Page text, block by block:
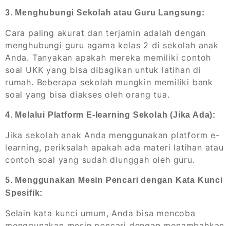
3. Menghubungi Sekolah atau Guru Langsung:
Cara paling akurat dan terjamin adalah dengan
menghubungi guru agama kelas 2 di sekolah anak
Anda. Tanyakan apakah mereka memiliki contoh
soal UKK yang bisa dibagikan untuk latihan di
rumah. Beberapa sekolah mungkin memiliki bank
soal yang bisa diakses oleh orang tua.
4. Melalui Platform E-learning Sekolah (Jika Ada):
Jika sekolah anak Anda menggunakan platform e-
learning, periksalah apakah ada materi latihan atau
contoh soal yang sudah diunggah oleh guru.
5. Menggunakan Mesin Pencari dengan Kata Kunci
Spesifik:
Selain kata kunci umum, Anda bisa mencoba